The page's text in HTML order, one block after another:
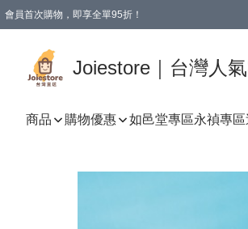
會員首次購物，即享全單95折！
Joiestore｜台灣人
商品 購物優惠 如邑堂專區永禎專區